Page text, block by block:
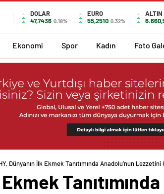
DOLAR
47,7436 0.18%
EURO
55,2510 0.32%
ALTIN
Ekonomi Spor Kadın Foto
Dünyanın İlk Ekmek Tanıtımında Anadolu’nun